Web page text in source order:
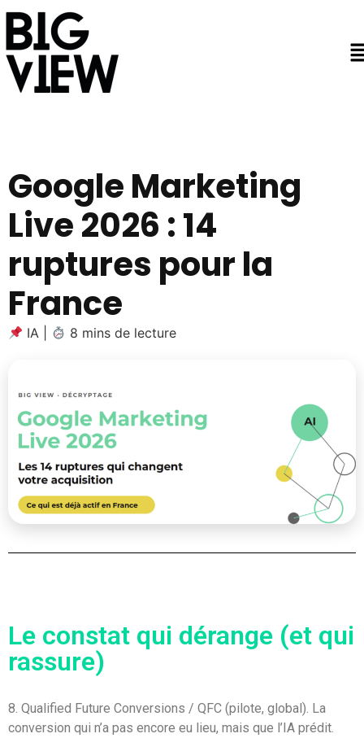
Google Marketing
Live 2026 : 14
ruptures pour la
France
IA 8 mins de lecture
Le constat qui dérange (et qui
rassure)
8. Qualified Future Conversions / QFC (pilote, global). La
conversion qui n’a pas encore eu lieu, mais que l’IA prédit.